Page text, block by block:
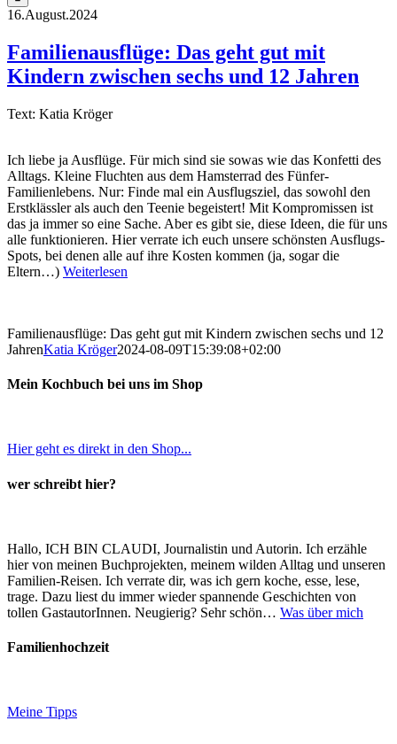
16.August.2024
Familienausflüge: Das geht gut mit
Kindern zwischen sechs und 12 Jahren
Text: Katia Kröger
Ich liebe ja Ausflüge. Für mich sind sie sowas wie das Konfetti des
Alltags. Kleine Fluchten aus dem Hamsterrad des Fünfer-
Familienlebens. Nur: Finde mal ein Ausflugsziel, das sowohl den
Erstklässler als auch den Teenie begeistert! Mit Kompromissen ist
das ja immer so eine Sache. Aber es gibt sie, diese Ideen, die für uns
alle funktionieren. Hier verrate ich euch unsere schönsten Ausflugs-
Spots, bei denen alle auf ihre Kosten kommen (ja, sogar die
Eltern…) Weiterlesen
Familienausflüge: Das geht gut mit Kindern zwischen sechs und 12
JahrenKatia Kröger2024-08-09T15:39:08+02:00
Mein Kochbuch bei uns im Shop
Hier geht es direkt in den Shop...
wer schreibt hier?
Hallo, ICH BIN CLAUDI, Journalistin und Autorin. Ich erzähle
hier von meinen Buchprojekten, meinem wilden Alltag und unseren
Familien-Reisen. Ich verrate dir, was ich gern koche, esse, lese,
trage. Dazu liest du immer wieder spannende Geschichten von
tollen GastautorInnen. Neugierig? Sehr schön… Was über mich
Familienhochzeit
Meine Tipps